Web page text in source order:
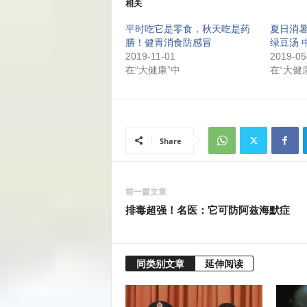
相关
平时吃它是零食，秋天吃是药
膳！健胃消食防感冒
2019-11-01
在“大健康”中
夏日消
绿豆汤
2019-
在“大健
Share
前一篇文章
排毒超强！名医：它可防阿兹海默症
同类别文章 延伸阅读